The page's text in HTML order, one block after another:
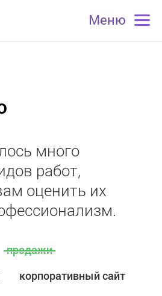
Меню
много
работ,
оценить их
продажи
корпоративный сайт